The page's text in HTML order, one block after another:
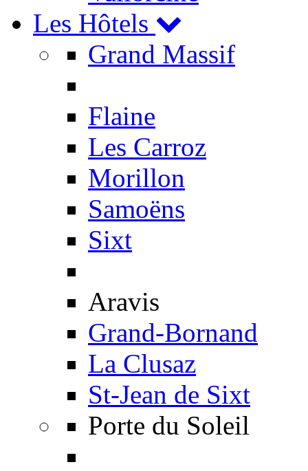
Les Hôtels
Grand Massif
Flaine
Les Carroz
Morillon
Samoëns
Sixt
Aravis
Grand-Bornand
La Clusaz
St-Jean de Sixt
Porte du Soleil